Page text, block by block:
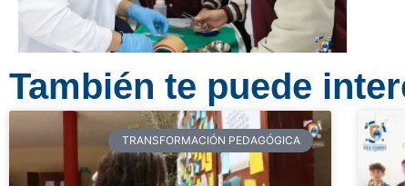
También te puede
TRANSFORMACIÓN PEDAGÓGICA